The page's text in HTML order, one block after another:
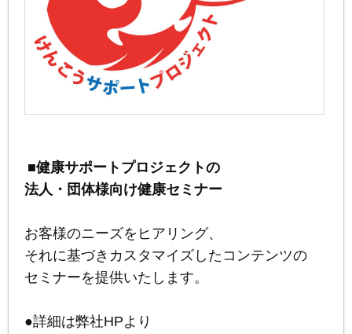
■健康サポートプロジェクトの
法人・団体様向け健康セミナー
お客様のニーズをヒアリング、
それに基づきカスタマイズしたコンテンツの
セミナーを提供いたします。
●詳細は弊社HPより